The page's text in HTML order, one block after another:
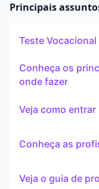
Principais
Teste Vocacional
Conheça os
onde fazer
Veja como
Conheça as
Veja o guia de